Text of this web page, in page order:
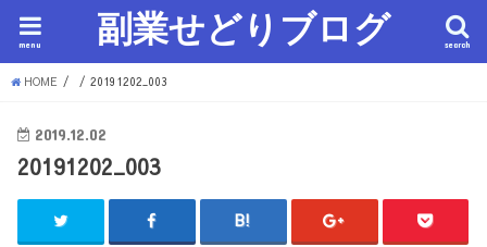
副業せどりブログ search
menu
HOME 20191202_003
2019.12.02
20191202_003